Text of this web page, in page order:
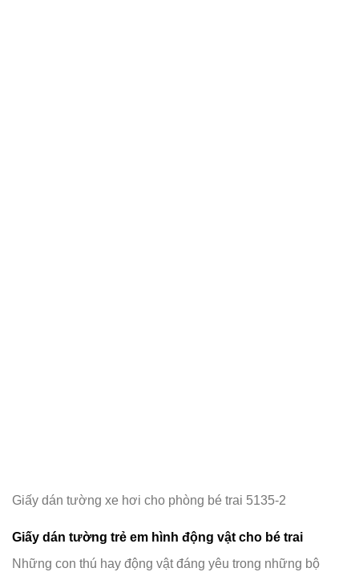
Giấy dán tường xe hơi cho phòng bé trai 5135-2
Giấy dán tường trẻ em hình động vật cho bé trai
Những con thú hay động vật đáng yêu trong những bộ